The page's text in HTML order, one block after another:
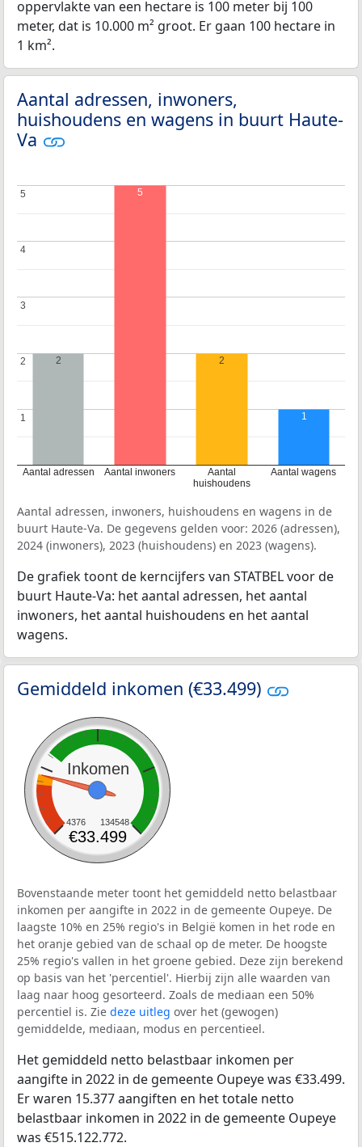
oppervlakte van een hectare is 100 meter bij 100
meter, dat is 10.000 m² groot. Er gaan 100 hectare in
1 km².
Aantal adressen, inwoners,
huishoudens en wagens in buurt Haute-
Va
Aantal adressen Aantal inwoners
Aantal
huishoudens
Aantal wagens
1
1
2
2
3
3
4
4
5
5
2
5
2
1
Aantal adressen, inwoners, huishoudens en wagens in de
buurt Haute-Va. De gegevens gelden voor: 2026 (adressen),
2024 (inwoners), 2023 (huishoudens) en 2023 (wagens).
De grafiek toont de kerncijfers van STATBEL voor de
buurt Haute-Va: het aantal adressen, het aantal
inwoners, het aantal huishoudens en het aantal
wagens.
Gemiddeld inkomen (€33.499)
Inkomen
4376 134548
€33.499
Bovenstaande meter toont het gemiddeld netto belastbaar
inkomen per aangifte in 2022 in de gemeente Oupeye. De
laagste 10% en 25% regio's in België komen in het rode en
het oranje gebied van de schaal op de meter. De hoogste
25% regio's vallen in het groene gebied. Deze zijn berekend
op basis van het 'percentiel'. Hierbij zijn alle waarden van
laag naar hoog gesorteerd. Zoals de mediaan een 50%
percentiel is. Zie deze uitleg over het (gewogen)
gemiddelde, mediaan, modus en percentieel.
Het gemiddeld netto belastbaar inkomen per
aangifte in 2022 in de gemeente Oupeye was €33.499.
Er waren 15.377 aangiften en het totale netto
belastbaar inkomen in 2022 in de gemeente Oupeye
was €515.122.772.